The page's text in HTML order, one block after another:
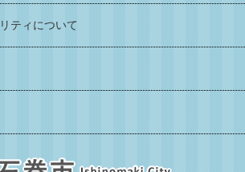
ティについて